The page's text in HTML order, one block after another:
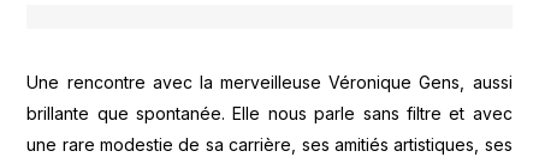
Une rencontre avec la merveilleuse Véronique Gens, aussi
brillante que spontanée. Elle nous parle sans filtre et avec
une rare modestie de sa carrière, ses amitiés artistiques, ses